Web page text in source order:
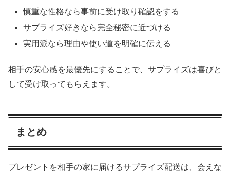
慎重な性格なら事前に受け取り確認をする
サプライズ好きなら完全秘密に近づける
実用派なら理由や使い道を明確に伝える
相手の安心感を最優先にすることで、サプライズは喜びと
して受け取ってもらえます。
まとめ
プレゼントを相手の家に届けるサプライズ配送は、会えな